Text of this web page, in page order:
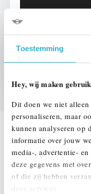
Toestemming
Hey, wij maken
Dit doen we niet
personaliseren, maar
kunnen analyseren op
informatie over jouw
media-, advertentie-
deze gegevens met
of die zij hebben
deze services.
DEZE ZIJN